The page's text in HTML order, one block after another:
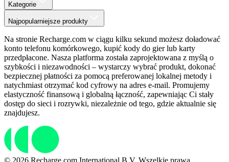
Kategorie
Najpopularniejsze produkty
Na stronie Recharge.com w ciągu kilku sekund możesz doładować
konto telefonu komórkowego, kupić kody do gier lub karty
przedpłacone. Nasza platforma została zaprojektowana z myślą o
szybkości i niezawodności – wystarczy wybrać produkt, dokonać
bezpiecznej płatności za pomocą preferowanej lokalnej metody i
natychmiast otrzymać kod cyfrowy na adres e-mail. Promujemy
elastyczność finansową i globalną łączność, zapewniając Ci stały
dostęp do sieci i rozrywki, niezależnie od tego, gdzie aktualnie się
znajdujesz.